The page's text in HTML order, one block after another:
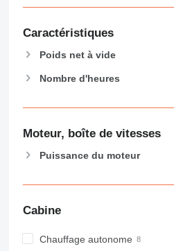
Caractéristiques
Poids net à vide
Nombre d'heures
Moteur, boîte de vitesses
Puissance du moteur
Cabine
Chauffage autonome